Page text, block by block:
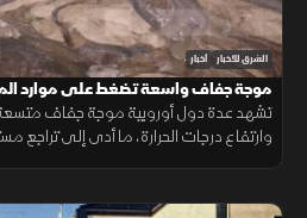
الشرق للأخبار أخبار
موجة جفاف واسعة تضغط على موارد
تشهد عدة دول أوروبية موجة جفاف
وارتفاع درجات الحرارة، ما أدى إلى تراجع